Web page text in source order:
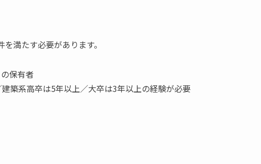
満たす必要があります。
保有者
築系高卒は5年以上／大卒は3年以上の経験が必要